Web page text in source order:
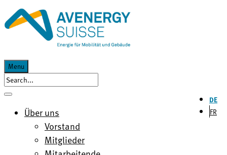
Menu
DE
FR
Über uns
Vorstand
Mitglieder